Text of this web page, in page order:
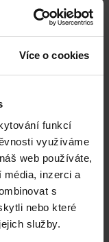
Více o cookies
funkcí
využíváme
web používáte,
inzerci a
s
nebo které
služby.
4000 g
2123